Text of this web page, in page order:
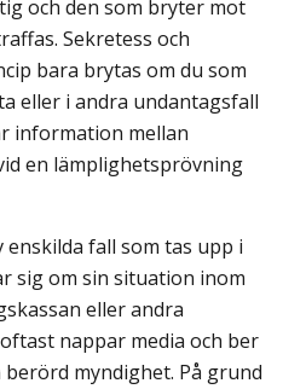
och den som bryter mot
Sekretess och
bara brytas om du som
eller i andra undantagsfall
information mellan
en lämplighetsprövning
enskilda fall som tas upp i
sig om sin situation inom
eller andra
nappar media och ber
myndighet. På grund